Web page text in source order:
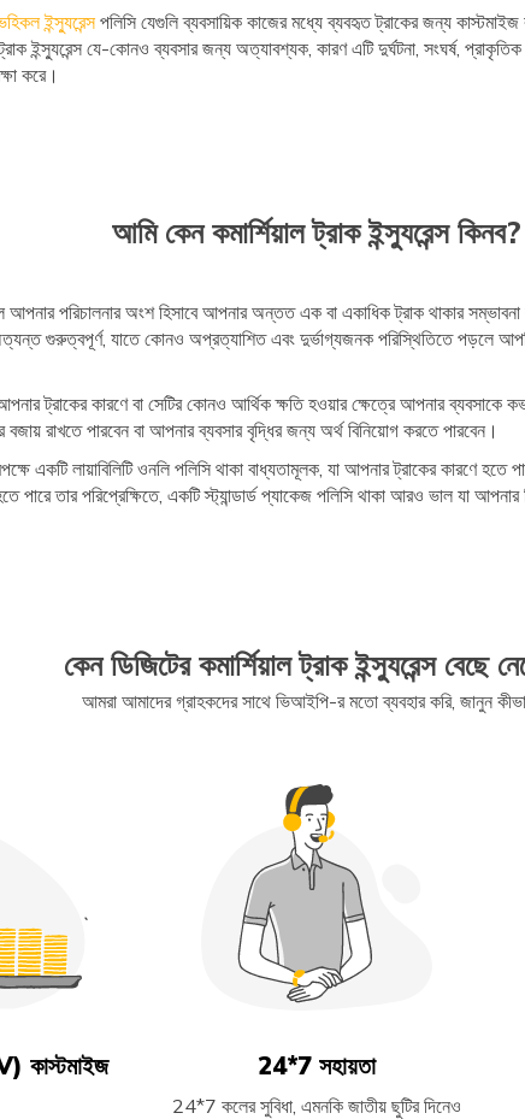
ইন্স্যুরেন্সপলিসি যেগুলি ব্যবসায়িক কাজের মধ্যে ব্যবহৃত ট্রাকের জন্য
ইন্স্যুরেন্স যে-কোনও ব্যবসার জন্য অত্যাবশ্যক, কারণ এটি দুর্ঘটনা, সংঘর্ষ,
করে।
আমি কেন কমার্শিয়াল ট্রাক ইন্স্যুরেন্স কিনব?
আপনার পরিচালনার অংশ হিসাবে আপনার অন্তত এক বা একাধিক ট্রাক থাকার
গুরুত্বপূর্ণ, যাতে কোনও অপ্রত্যাশিত এবং দুর্ভাগ্যজনক পরিস্থিতিতে পড়লে
আপনার ট্রাকের কারণে বা সেটির কোনও আর্থিক ক্ষতি হওয়ার ক্ষেত্রে আপনার
বজায় রাখতে পারবেন বা আপনার ব্যবসার বৃদ্ধির জন্য অর্থ বিনিয়োগ করতে পারবেন।
একটি লায়াবিলিটি ওনলি পলিসি থাকা বাধ্যতামূলক, যা আপনার ট্রাকের কারণে হতে
পারে তার পরিপ্রেক্ষিতে, একটি স্ট্যান্ডার্ড প্যাকেজ পলিসি থাকা আরও ভাল যা
কেন ডিজিটের কমার্শিয়াল ট্রাক ইন্স্যুরেন্স বেছে
আমরা আমাদের গ্রাহকদের সাথে ভিআইপি-র মতো ব্যবহার করি, জানুন
কাস্টমাইজ
24*7 সহায়তা
24*7 কলের সুবিধা, এমনকি জাতীয় ছুটির দিনেও